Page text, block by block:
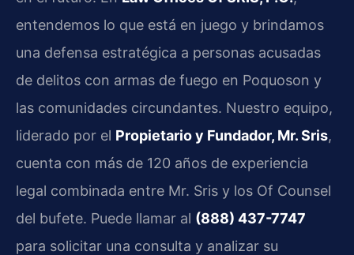
entendemos lo que está en juego y brindamos
una defensa estratégica a personas acusadas
de delitos con armas de fuego en Poquoson y
las comunidades circundantes. Nuestro equipo,
liderado por el Propietario y Fundador, Mr. Sris,
cuenta con más de 120 años de experiencia
legal combinada entre Mr. Sris y los Of Counsel
del bufete. Puede llamar al (888) 437-7747
para solicitar una consulta y analizar su